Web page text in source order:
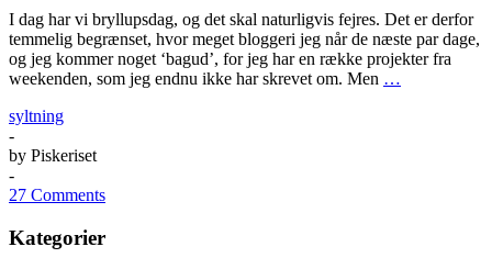
I dag har vi bryllupsdag, og det skal naturligvis fejres. Det er derfor
temmelig begrænset, hvor meget bloggeri jeg når de næste par dage,
og jeg kommer noget ‘bagud’, for jeg har en række projekter fra
weekenden, som jeg endnu ikke har skrevet om. Men …
syltning
-
by Piskeriset
-
27 Comments
Kategorier